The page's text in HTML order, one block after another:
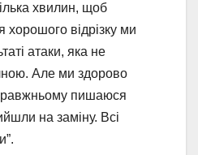
хвилин, щоб
хорошого відрізку ми
атаки, яка не
Але ми здорово
пишаюся
на заміну. ​​Всі